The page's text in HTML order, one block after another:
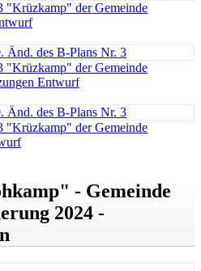
"Krüzkamp" der Gemeinde
"Krüzkamp" der Gemeinde
Entwurf
"Krüzkamp" der Gemeinde
- Gemeinde
2024 -